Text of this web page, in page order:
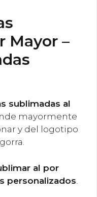
Mayor –
sublimadas al
mayormente
y del logotipo
al por
personalizados